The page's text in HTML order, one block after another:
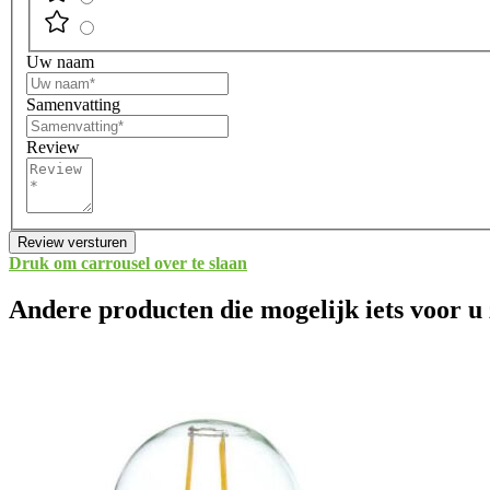
Uw naam
Samenvatting
Review
Review versturen
Druk om carrousel over te slaan
Andere producten die mogelijk iets voor